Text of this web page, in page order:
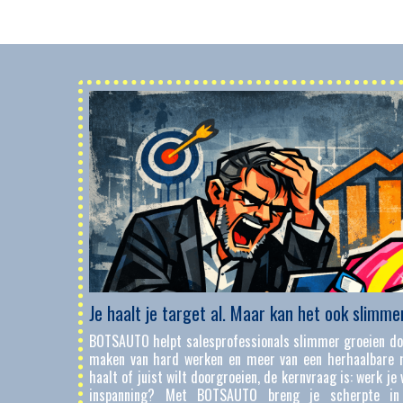
Je haalt je target al. Maar kan het ook
BOTSAUTO helpt salesprofessionals slimmer groeien
maken van hard werken en meer van een
haalt of juist wilt doorgroeien, de kernvraag is: werk
inspanning? Met BOTSAUTO breng je scherpte in